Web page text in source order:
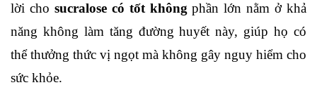
lời cho sucralose có tốt không phần lớn nằm ở khả
năng không làm tăng đường huyết này, giúp họ có
thể thưởng thức vị ngọt mà không gây nguy hiểm cho
sức khỏe.